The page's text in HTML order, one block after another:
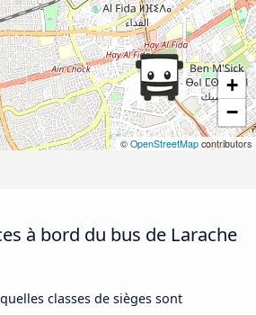
+
−
© OpenStreetMap contributors
à bord du bus de Larache
classes de sièges sont